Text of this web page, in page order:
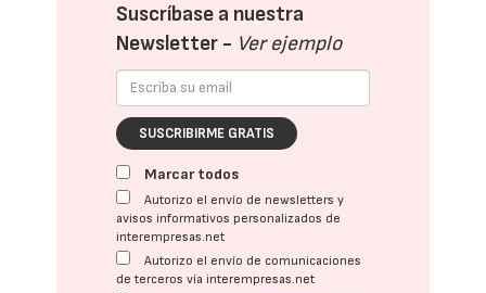
Suscríbase a nuestra
Newsletter - Ver ejemplo
SUSCRIBIRME GRATIS
Marcar todos
Autorizo el envío de newsletters y
avisos informativos personalizados de
interempresas.net
Autorizo el envío de comunicaciones
de terceros vía interempresas.net